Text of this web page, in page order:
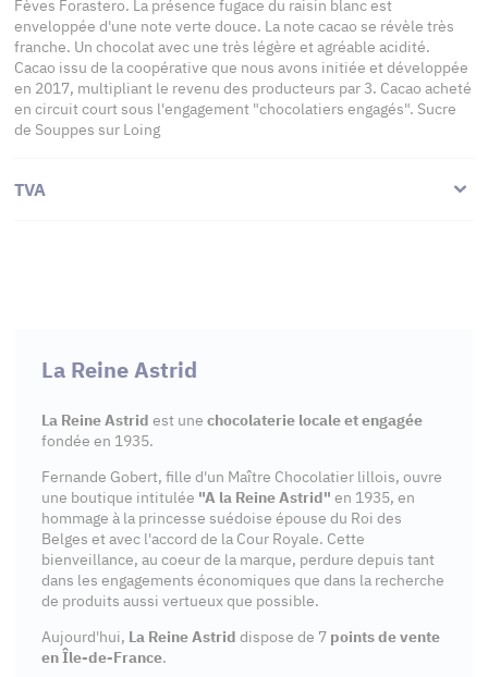
Fèves Forastero. La présence fugace du raisin blanc est
enveloppée d'une note verte douce. La note cacao se révèle très
franche. Un chocolat avec une très légère et agréable acidité.
Cacao issu de la coopérative que nous avons initiée et développée
en 2017, multipliant le revenu des producteurs par 3. Cacao acheté
en circuit court sous l'engagement "chocolatiers engagés". Sucre
de Souppes sur Loing
TVA
La Reine Astrid
La Reine Astrid est une chocolaterie locale et engagée
fondée en 1935.
Fernande Gobert, fille d'un Maître Chocolatier lillois, ouvre
une boutique intitulée "A la Reine Astrid" en 1935, en
hommage à la princesse suédoise épouse du Roi des
Belges et avec l'accord de la Cour Royale. Cette
bienveillance, au coeur de la marque, perdure depuis tant
dans les engagements économiques que dans la recherche
de produits aussi vertueux que possible.
Aujourd'hui, La Reine Astrid dispose de 7 points de vente
en Île-de-France.